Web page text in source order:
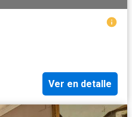
Ver en detalle